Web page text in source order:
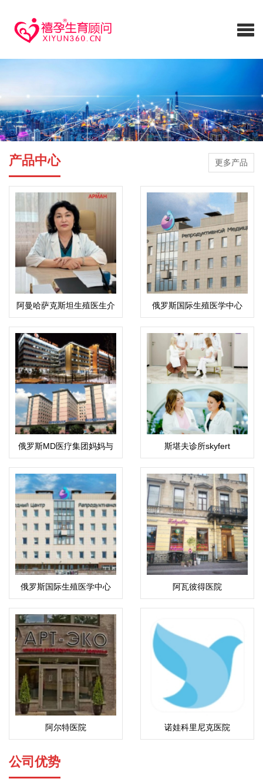
产品中心 更多产品
阿曼哈萨克斯坦生殖医生介
绍：科潘巴斯科娃·拉伊哈
恩·乌斯塔巴耶夫娜
俄罗斯国际生殖医学中心
(ICRM)
俄罗斯MD医疗集团妈妈与
孩子
斯堪夫诊所skyfert
俄罗斯国际生殖医学中心
(ICRM)
阿瓦彼得医院
阿尔特医院 诺娃科里尼克医院
公司优势